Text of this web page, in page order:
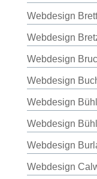
Webdesign
Webdesign
Webdesign
Webdesign
Webdesign Bühl
Webdesign
Webdesign
Webdesign